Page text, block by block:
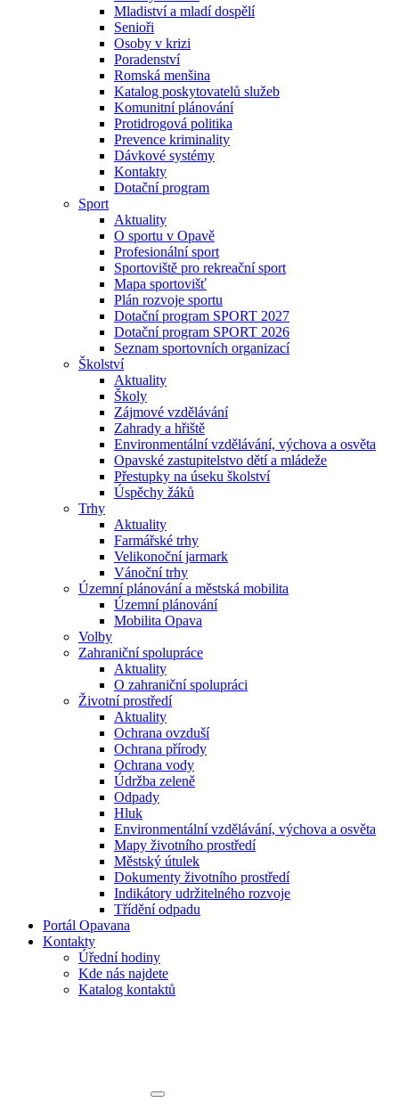
Mladiství a mladí dospělí
Senioři
Osoby v krizi
Poradenství
Romská menšina
Katalog poskytovatelů služeb
Komunitní plánování
Protidrogová politika
Prevence kriminality
Dávkové systémy
Kontakty
Dotační program
Sport
Aktuality
O sportu v Opavě
Profesionální sport
Sportoviště pro rekreační sport
Mapa sportovišť
Plán rozvoje sportu
Dotační program SPORT 2027
Dotační program SPORT 2026
Seznam sportovních organizací
Školství
Aktuality
Školy
Zájmové vzdělávání
Zahrady a hřiště
Environmentální vzdělávání, výchova a osvěta
Opavské zastupitelstvo dětí a mládeže
Přestupky na úseku školství
Úspěchy žáků
Trhy
Aktuality
Farmářské trhy
Velikonoční jarmark
Vánoční trhy
Územní plánování a městská mobilita
Územní plánování
Mobilita Opava
Volby
Zahraniční spolupráce
Aktuality
O zahraniční spolupráci
Životní prostředí
Aktuality
Ochrana ovzduší
Ochrana přírody
Ochrana vody
Údržba zeleně
Odpady
Hluk
Environmentální vzdělávání, výchova a osvěta
Mapy životního prostředí
Městský útulek
Dokumenty životního prostředí
Indikátory udržitelného rozvoje
Třídění odpadu
Portál Opavana
Kontakty
Úřední hodiny
Kde nás najdete
Katalog kontaktů